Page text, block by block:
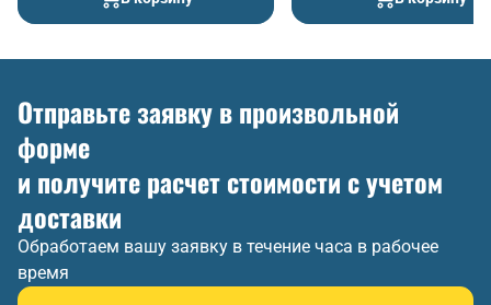
Отправьте заявку в произвольной
форме
и получите расчет стоимости с учетом
доставки
Обработаем вашу заявку в течение часа в рабочее
время